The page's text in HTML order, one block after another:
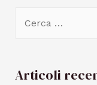
Articoli